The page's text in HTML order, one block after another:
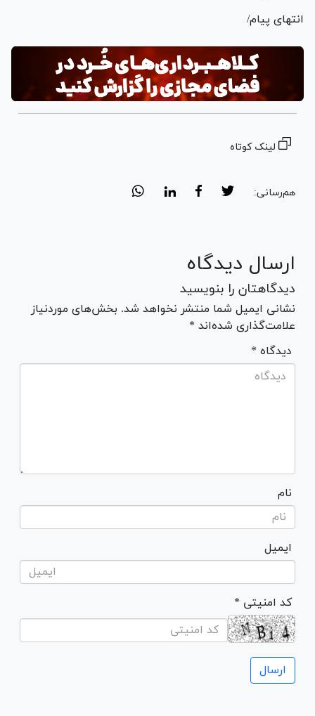
انتهای پیام/
لینک کوتاه
هم‌رسانی:
ارسال دیدگاه
دیدگاهتان را بنویسید
نشانی ایمیل شما منتشر نخواهد شد. بخش‌های موردنیاز
علامت‌گذاری شده‌اند *
* دیدگاه
نام
ایمیل
* کد امنیتی